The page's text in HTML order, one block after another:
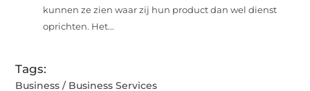
kunnen ze zien waar zij hun product dan wel dienst
oprichten. Het...
Tags:
Business / Business Services